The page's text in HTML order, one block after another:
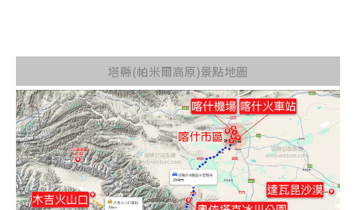
塔縣(帕米爾高原)景點地圖